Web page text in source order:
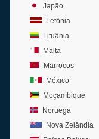
Japão
Letônia
Lituânia
Malta
Marrocos
México
Moçambique
Noruega
Nova Zelândia